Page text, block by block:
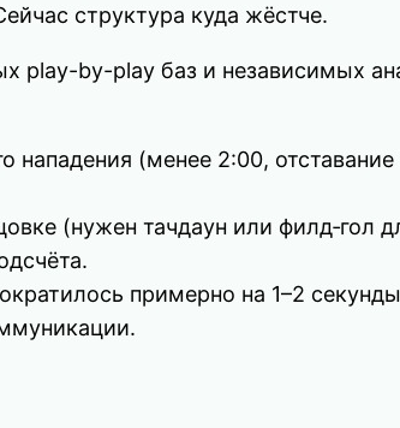
структура куда жёстче.
play-by-play баз и независимых
(менее 2:00,
(нужен тачдаун или филд‑гол
примерно на 1–2